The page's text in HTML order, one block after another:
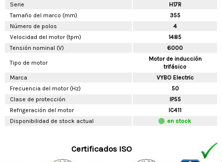
Serie
H17R
Tamaño del marco (mm)
355
Número de polos
4
Velocidad del motor (tpm)
1485
Tensión nominal (V)
6000
Tipo de motor
Motor de inducción
trifásico
Marca
VYBO Electric
Frecuencia del motor (Hz)
50
Clase de protección
IP55
Refrigeración del motor
IC411
Disponibilidad de stock actual
en stock
Certificados ISO